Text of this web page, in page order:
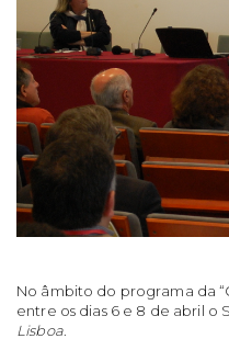
No âmbito do programa da
entre os dias 6 e 8 de abril o
Lisboa.